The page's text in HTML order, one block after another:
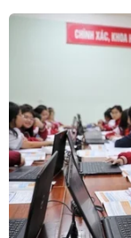
Ảnh
Trong 6 dự án
Nghi Sơn, chỉ
độ, còn lại là
trình cũng là